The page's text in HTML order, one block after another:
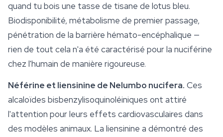
quand tu bois une tasse de tisane de lotus bleu.
Biodisponibilité, métabolisme de premier passage,
pénétration de la barrière hémato-encéphalique —
rien de tout cela n'a été caractérisé pour la nuciférine
chez l'humain de manière rigoureuse.
Néférine et liensinine de Nelumbo nucifera. Ces
alcaloïdes bisbenzylisoquinoléiniques ont attiré
l'attention pour leurs effets cardiovasculaires dans
des modèles animaux. La liensinine a démontré des